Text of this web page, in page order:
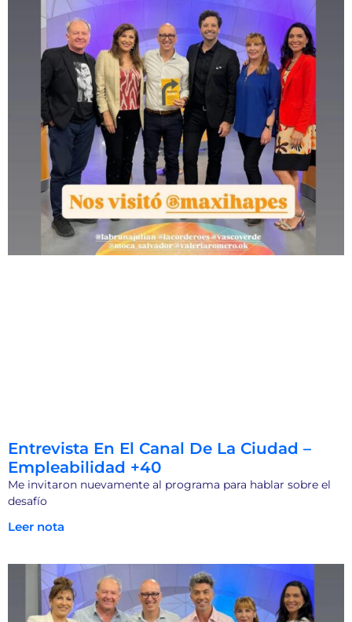
Entrevista En El Canal De La Ciudad –
Empleabilidad +40
Me invitaron nuevamente al programa para hablar sobre el
desafío
Leer nota
Page